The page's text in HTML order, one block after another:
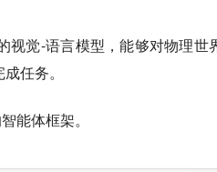
视觉-语言模型，能够对物理世
任务。
能体框架。